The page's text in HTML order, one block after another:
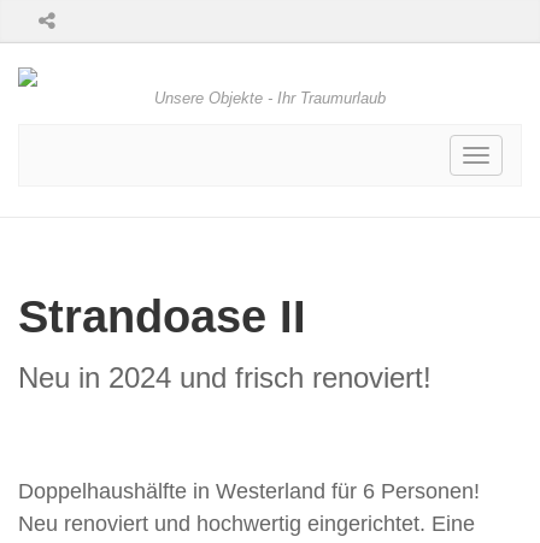
Unsere Objekte - Ihr Traumurlaub
Toggle
Strandoase II
Neu in 2024 und frisch renoviert!
Doppelhaushälfte in Westerland für 6 Personen!
Neu renoviert und hochwertig eingerichtet. Eine